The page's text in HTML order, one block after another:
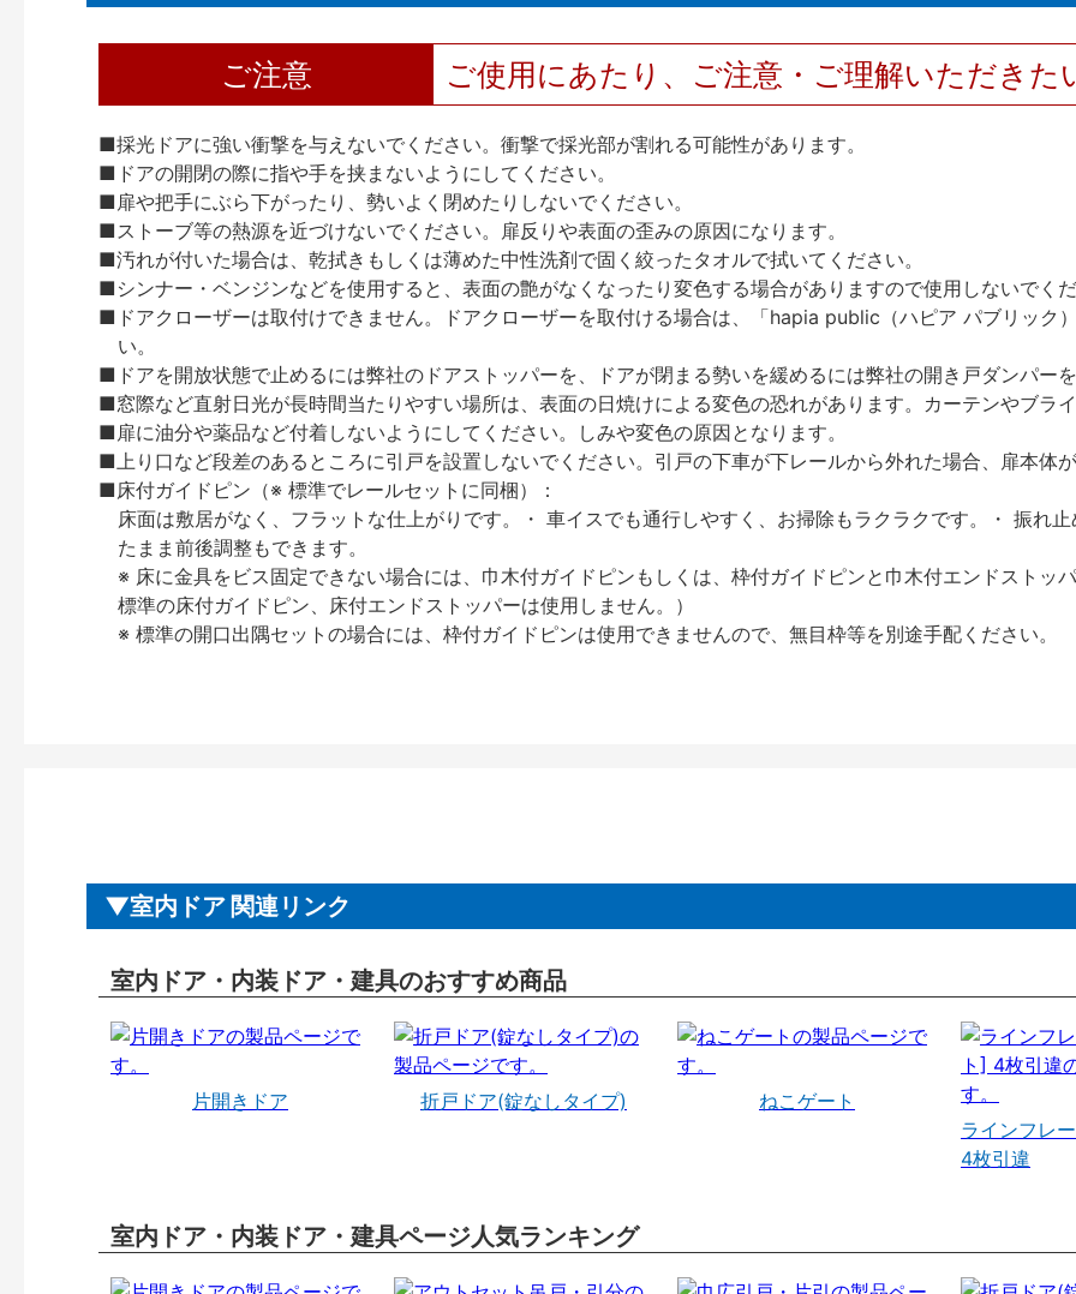
ご注意 ご使用にあたり、ご注意・ご理解いただきた
■採光ドアに強い衝撃を与えないでください。衝撃で採光部が割れる可能性があります。
■ドアの開閉の際に指や手を挟まないようにしてください。
■扉や把手にぶら下がったり、勢いよく閉めたりしないでください。
■ストーブ等の熱源を近づけないでください。扉反りや表面の歪みの原因になります。
■汚れが付いた場合は、乾拭きもしくは薄めた中性洗剤で固く絞ったタオルで拭いてください。
■シンナー・ベンジンなどを使用すると、表面の艶がなくなったり変色する場合がありますので使用しないでく
■ドアクローザーは取付けできません。ドアクローザーを取付ける場合は、「hapia public（ハピア パブリック
い。
■ドアを開放状態で止めるには弊社のドアストッパーを、ドアが閉まる勢いを緩めるには弊社の開き戸ダンパー
■窓際など直射日光が長時間当たりやすい場所は、表面の日焼けによる変色の恐れがあります。カーテンやブラ
■扉に油分や薬品など付着しないようにしてください。しみや変色の原因となります。
■上り口など段差のあるところに引戸を設置しないでください。引戸の下車が下レールから外れた場合、扉本体
■床付ガイドピン（※ 標準でレールセットに同梱）：
床面は敷居がなく、フラットな仕上がりです。・ 車イスでも通行しやすく、お掃除もラクラクです。・ 振れ
たまま前後調整もできます。
※ 床に金具をビス固定できない場合には、巾木付ガイドピンもしくは、枠付ガイドピンと巾木付エンドストッ
標準の床付ガイドピン、床付エンドストッパーは使用しません。）
※ 標準の開口出隅セットの場合には、枠付ガイドピンは使用できませんので、無目枠等を別途手配ください。
室内ドア 関連リンク
室内ドア・内装ドア・建具のおすすめ商品
片開きドア 折戸ドア(錠なしタイプ)
ねこゲート
ラインフレ
4枚引違
室内ドア・内装ドア・建具ページ人気ランキング